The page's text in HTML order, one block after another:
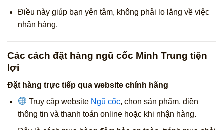
Điều này giúp bạn yên tâm, không phải lo lắng về việc
nhận hàng.
Các cách đặt hàng ngũ cốc Minh Trung tiện
lợi
Đặt hàng trực tiếp qua website chính hãng
Truy cập website Ngũ cốc, chọn sản phẩm, điền
thông tin và thanh toán online hoặc khi nhận hàng.